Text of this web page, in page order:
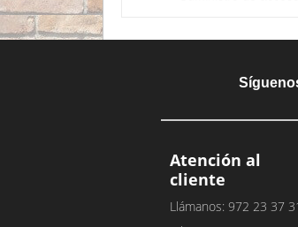
Atención al
cliente
Llámanos: 972 23 37